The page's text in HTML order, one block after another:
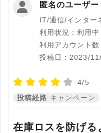
匿名のユーザー
IT/通信/インター
利用状況：利用中
利用アカウント
投稿日：2023/
4/5
投稿経路 キャンペーン
在庫ロスを防げる